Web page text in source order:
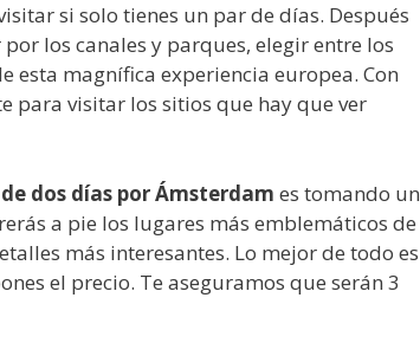
si solo tienes un par de días. Después
los canales y parques, elegir entre los
magnífica experiencia europea. Con
para visitar los sitios que hay que ver
dos días por Ámsterdam es tomando un
a pie los lugares más emblemáticos de
más interesantes. Lo mejor de todo es
el precio. Te aseguramos que serán 3